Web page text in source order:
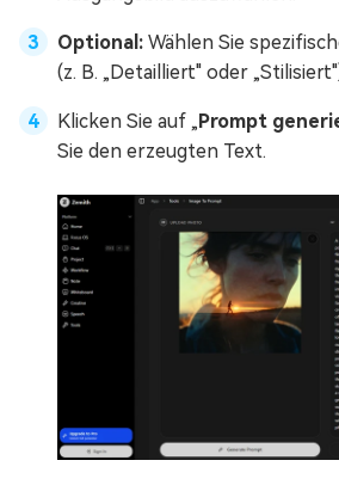
Optional: Wählen Sie
(z. B. „Detailliert" oder
Klicken Sie auf „Prompt
Sie den erzeugten Text.